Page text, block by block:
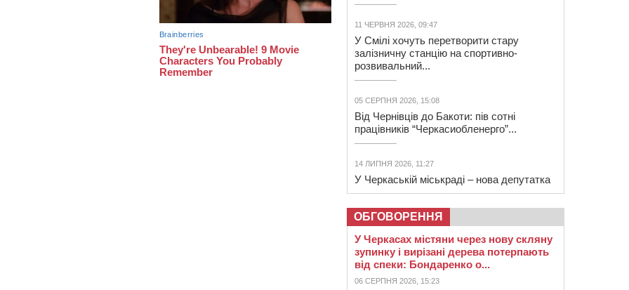
11 ЧЕРВНЯ 2026, 09:47
У Смілі хочуть перетворити стару
залізничну станцію на спортивно-
розвивальний...
05 СЕРПНЯ 2026, 15:08
Від Чернівців до Бакоти: пів сотні
працівників “Черкасиобленерго”...
14 ЛИПНЯ 2026, 11:27
У Черкаській міськраді – нова депутатка
ОБГОВОРЕННЯ
У Черкасах містяни через нову скляну
зупинку і вирізані дерева потерпають
від спеки: Бондаренко о...
06 СЕРПНЯ 2026, 15:23